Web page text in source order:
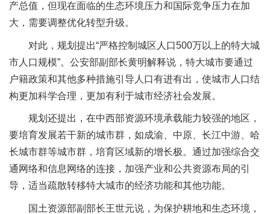
产总值，但现在面临的生态环境压力和国际竞争压力在加
大，需要调整优化转型升级。
对此，规划提出“严格控制城区人口500万以上的特大城
市人口规模”。公安部副部长黄明解释说，特大城市要通过
户籍政策和其他多种措施引导人口有进有出，使城市人口结
构更加科学合理，更加有利于城市经济社会发展。
规划还提出，在中西部资源环境承载能力较强的地区，
要培育发展若干新的城市群，如成渝、中原、长江中游、哈
长城市群等城市群，培育区域新的增长极。通过加强综合交
通网络和信息网络的连接，加强产业和公共资源布局的引
导，适当疏散转移特大城市的经济功能和其他功能。
国土资源部副部长王世元说，为保护耕地和生态环境，